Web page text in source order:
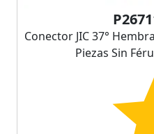
Conector JIC 37°
Piezas Sin